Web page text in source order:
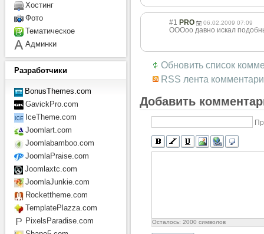
#1 PRO 06.02.2009 07:09
ОООоо давно искал
Обновить список
RSS лента
Добавить
Осталось: 2000 символов
Хостинг
Фото
Тематическое
Админки
Разработчики
BonusThemes.com
GavickPro.com
IceTheme.com
Joomlart.com
Joomlabamboo.com
JoomlaPraise.com
Joomlaxtc.com
JoomlaJunkie.com
Rockettheme.com
TemplatePlazza.com
PixelsParadise.com